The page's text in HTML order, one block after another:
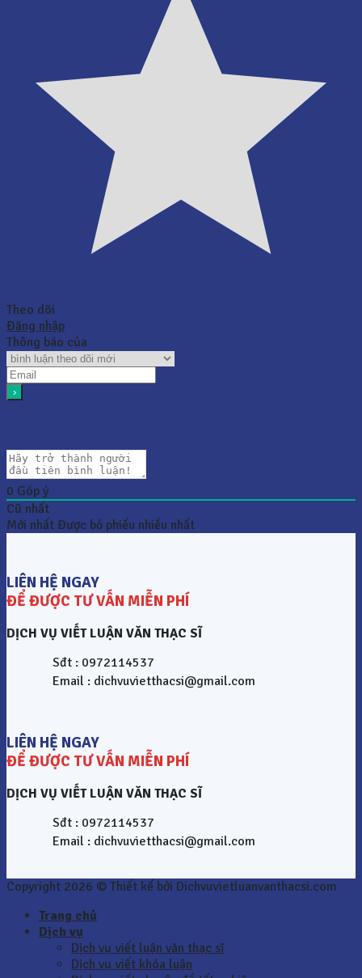
Theo dõi
Đăng nhập
Thông báo của
0 Góp ý
Cũ nhất
Mới nhất Được bỏ phiếu nhiều nhất
LIÊN HỆ NGAY
ĐỂ ĐƯỢC TƯ VẤN MIỄN PHÍ
DỊCH VỤ VIẾT LUẬN VĂN THẠC SĨ
Sđt : 0972114537
Email : dichvuvietthacsi@gmail.com
LIÊN HỆ NGAY
ĐỂ ĐƯỢC TƯ VẤN MIỄN PHÍ
DỊCH VỤ VIẾT LUẬN VĂN THẠC SĨ
Sđt : 0972114537
Email : dichvuvietthacsi@gmail.com
Copyright 2026 © Thiết kế bởi Dichvuvietluanvanthacsi.com
Trang chủ
Dịch vụ
Dịch vụ viết luận văn thạc sĩ
Dịch vụ viết khóa luận